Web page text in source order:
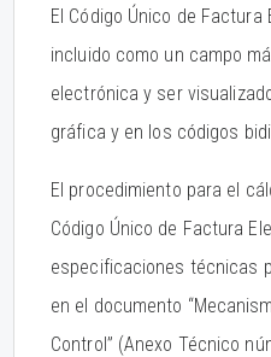
El Código Único de
incluido como un campo
electrónica y ser
gráfica y en los códigos
El procedimiento para el
Código Único de Factura
especificaciones técnicas
en el documento
Control” (Anexo Técnico